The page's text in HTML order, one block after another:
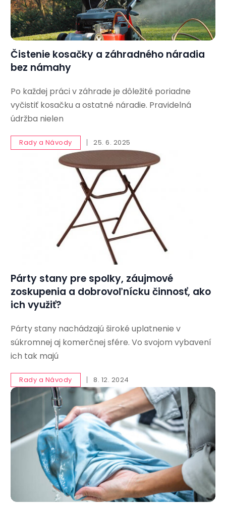
Čistenie kosačky a záhradného náradia
bez námahy
Po každej práci v záhrade je dôležité poriadne
vyčistiť kosačku a ostatné náradie. Pravidelná
údržba nielen
Rady a Návody 25. 6. 2025
Párty stany pre spolky, záujmové
zoskupenia a dobrovoľnícku činnosť, ako
ich využiť?
Párty stany nachádzajú široké uplatnenie v
súkromnej aj komerčnej sfére. Vo svojom vybavení
ich tak majú
Rady a Návody 8. 12. 2024